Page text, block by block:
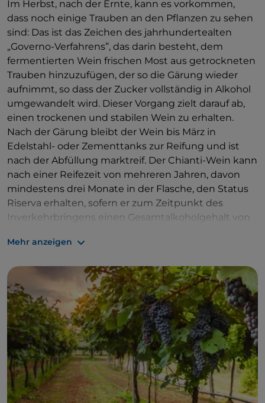
Im Herbst, nach der Ernte, kann es vorkommen,
dass noch einige Trauben an den Pflanzen zu sehen
sind: Das ist das Zeichen des jahrhundertealten
„Governo-Verfahrens”, das darin besteht, dem
fermentierten Wein frischen Most aus getrockneten
Trauben hinzuzufügen, der so die Gärung wieder
aufnimmt, so dass der Zucker vollständig in Alkohol
umgewandelt wird. Dieser Vorgang zielt darauf ab,
einen trockenen und stabilen Wein zu erhalten.
Nach der Gärung bleibt der Wein bis März in
Edelstahl- oder Zementtanks zur Reifung und ist
nach der Abfüllung marktreif. Der Chianti-Wein kann
nach einer Reifezeit von mehreren Jahren, davon
mindestens drei Monate in der Flasche, den Status
Riserva erhalten, sofern er zum Zeitpunkt des
Inverkehrbringens einen Gesamtalkoholgehalt von
klassischen Chianti.
Mehr anzeigen